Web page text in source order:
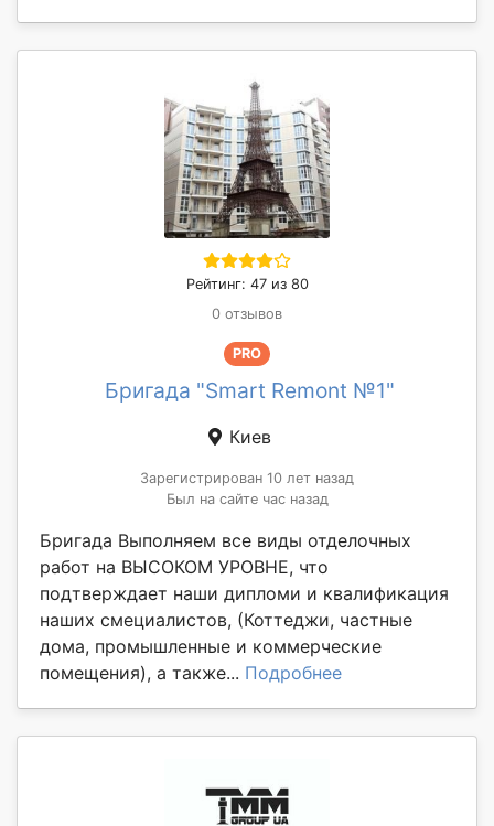
Рейтинг: 47 из 80
0 отзывов
PRO
Бригада "Smart Remont №1"
Киев
Зарегистрирован 10 лет назад
Был на сайте час назад
Бригада Выполняем все виды отделочных
работ на ВЫСОКОМ УРОВНЕ, что
подтверждает наши дипломи и квалификация
наших смециалистов, (Коттеджи, частные
дома, промышленные и коммерческие
помещения), а также... Подробнее